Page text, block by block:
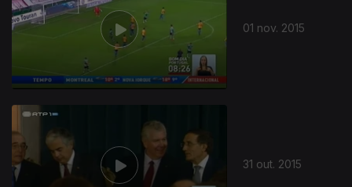
01 nov. 2015
31 out. 2015